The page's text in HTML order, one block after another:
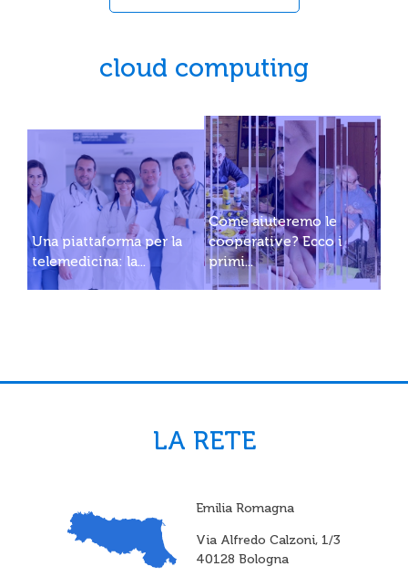
cloud computing
Una piattaforma per la
telemedicina: la...
Come aiuteremo le
cooperative? Ecco i
primi...
LA RETE
Emilia Romagna
Via Alfredo Calzoni, 1/3
40128 Bologna